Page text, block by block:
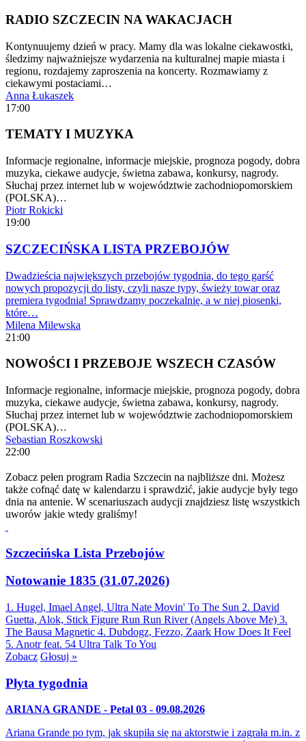
RADIO SZCZECIN NA WAKACJACH
Kontynuujemy dzień w pracy. Mamy dla was lokalne ciekawostki,
śledzimy najważniejsze wydarzenia na kulturalnej mapie miasta i
regionu, rozdajemy zaproszenia na koncerty. Rozmawiamy z
ciekawymi postaciami…
Anna Łukaszek
17:00
TEMATY I MUZYKA
Informacje regionalne, informacje miejskie, prognoza pogody, dobra
muzyka, ciekawe audycje, świetna zabawa, konkursy, nagrody.
Słuchaj przez internet lub w województwie zachodniopomorskiem
(POLSKA)…
Piotr Rokicki
19:00
SZCZECIŃSKA LISTA PRZEBOJÓW
Dwadzieścia największych przebojów tygodnia, do tego garść
nowych propozycji do listy, czyli nasze typy, świeży towar oraz
premiera tygodnia! Sprawdzamy poczekalnię, a w niej piosenki,
które…
Milena Milewska
21:00
NOWOŚCI I PRZEBOJE WSZECH CZASÓW
Informacje regionalne, informacje miejskie, prognoza pogody, dobra
muzyka, ciekawe audycje, świetna zabawa, konkursy, nagrody.
Słuchaj przez internet lub w województwie zachodniopomorskiem
(POLSKA)…
Sebastian Roszkowski
22:00
Zobacz pełen program Radia Szczecin na najbliższe dni. Możesz
także cofnąć datę w kalendarzu i sprawdzić, jakie audycje były tego
dnia na antenie. W scenariuszach audycji znajdziesz listę wszystkich
uworów jakie wtedy graliśmy!
Szczecińska Lista Przebojów
Notowanie 1835 (31.07.2026)
1. Hugel, Imael Angel, Ultra Nate Movin' To The Sun 2. David
Guetta, Alok, Stick Figure Run Run River (Angels Above Me) 3.
The Bausa Magnetic 4. Dubdogz, Fezzo, Zaark How Does It Feel
5. Anotr feat. 54 Ultra Talk To You
Zobacz Głosuj »
Płyta tygodnia
ARIANA GRANDE - Petal 03 - 09.08.2026
Ariana Grande po tym, jak skupiła się na aktorstwie i zagrała m.in. z